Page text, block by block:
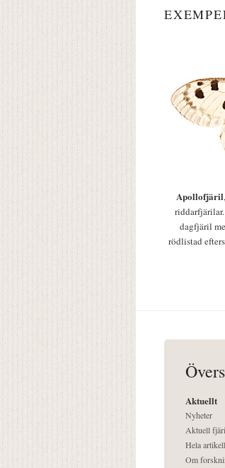
Apollofjäril,
dagfjäril
rödlistad
Aktuellt
Nyheter
Aktuell
Hela
Om